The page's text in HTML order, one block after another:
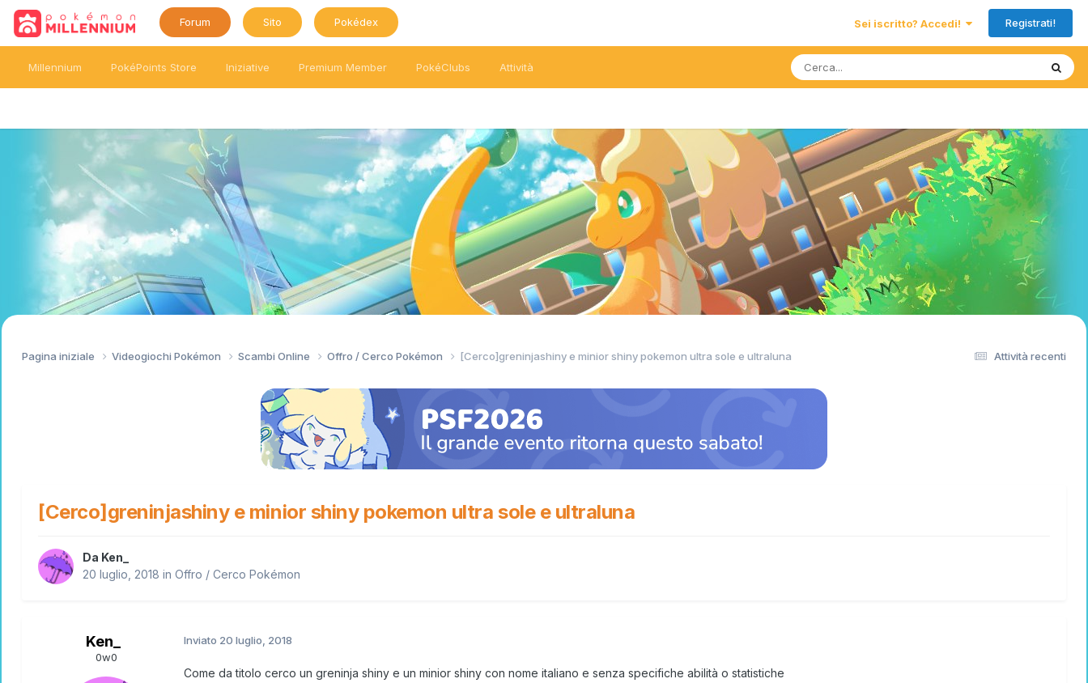
Forum Sito Pokédex Sei iscritto? Accedi! Registrati!
Millennium PokéPoints Store Iniziative Premium Member PokéClubs Attività
Attività recenti
Pagina iniziale Videogiochi Pokémon Scambi Online Offro / Cerco Pokémon [Cerco]greninjashiny e minior shiny pokemon ultra sole e ultraluna
[Cerco]greninjashiny e minior shiny pokemon ultra sole e ultraluna
Da Ken_
20 luglio, 2018 in Offro / Cerco Pokémon
Ken_
0w0
Inviato 20 luglio, 2018
Come da titolo cerco un greninja shiny e un minior shiny con nome italiano e senza specifiche abilità o statistiche